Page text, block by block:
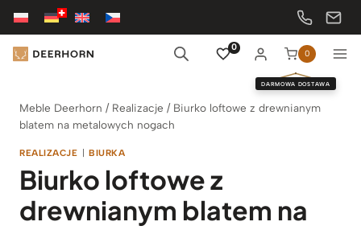
Przejdź
treści
0
0
DARMOWA DOSTAWA
Meble Deerhorn / Realizacje / Biurko loftowe z drewnianym
blatem na metalowych nogach
REALIZACJE | BIURKA
Biurko loftowe z
drewnianym blatem na